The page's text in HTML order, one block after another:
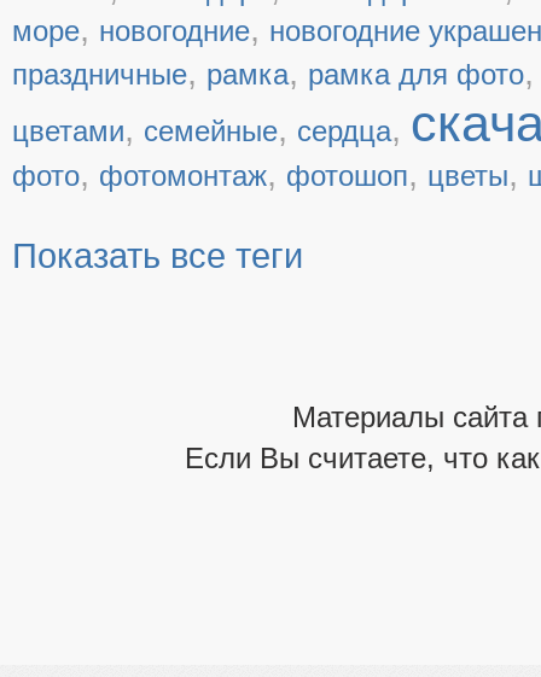
море, новогодние, новогодние
праздничные, рамка, рамка для фото
цветами, семейные, сердца,
фото, фотомонтаж, фотошоп, цветы,
Показать все теги
Материалы сайта
Если Вы считаете, что